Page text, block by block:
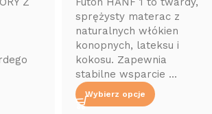
sprężysty materac z
naturalnych włókien
konopnych, lateksu i
kokosu. Zapewnia
stabilne wsparcie ...
Wybierz opcje